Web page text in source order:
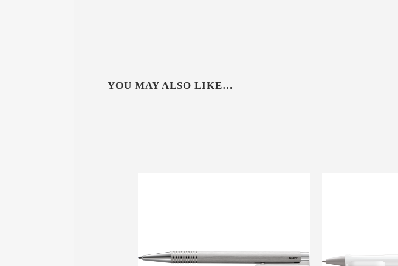
YOU MAY ALSO LIKE…